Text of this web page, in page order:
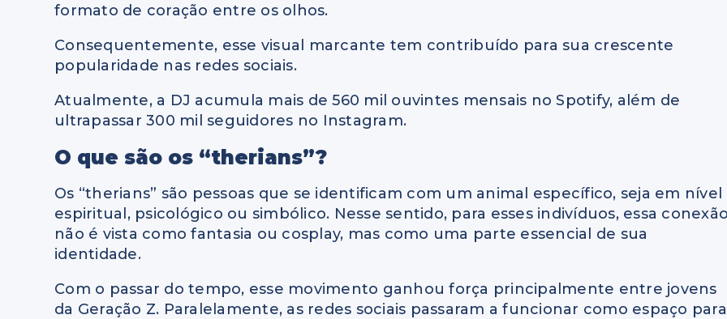
formato de coração entre os olhos.
Consequentemente, esse visual marcante tem contribuído para sua crescente
popularidade nas redes sociais.
Atualmente, a DJ acumula mais de 560 mil ouvintes mensais no Spotify, além de
ultrapassar 300 mil seguidores no Instagram.
O que são os “therians”?
Os “therians” são pessoas que se identificam com um animal específico, seja em nível
espiritual, psicológico ou simbólico. Nesse sentido, para esses indivíduos, essa conexão
não é vista como fantasia ou cosplay, mas como uma parte essencial de sua
identidade.
Com o passar do tempo, esse movimento ganhou força principalmente entre jovens
da Geração Z. Paralelamente, as redes sociais passaram a funcionar como espaço para